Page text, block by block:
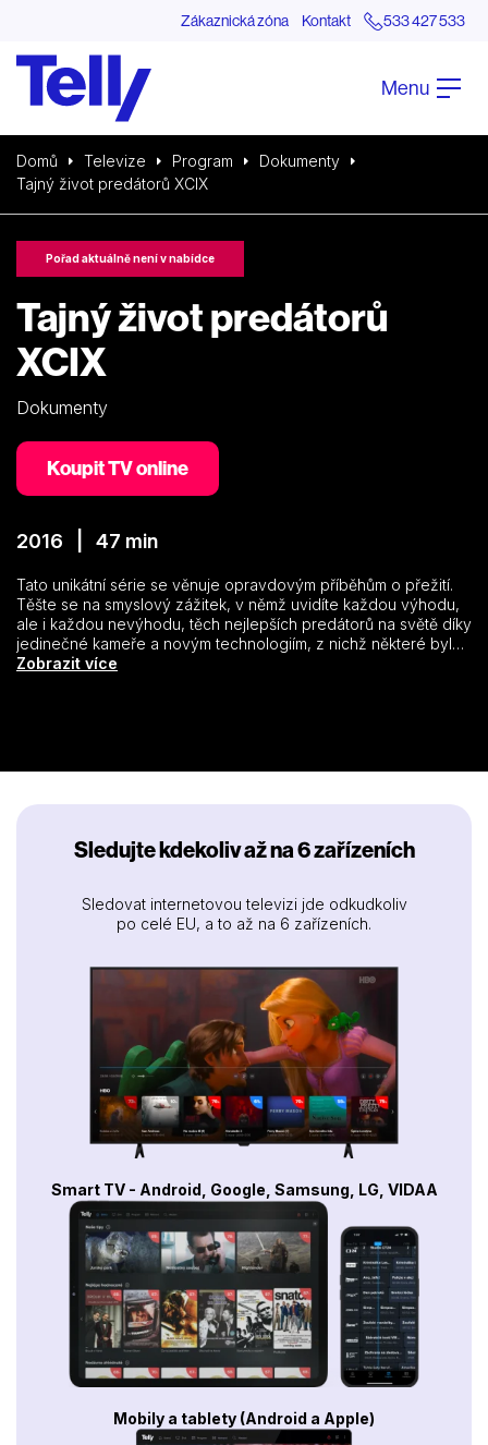
Zákaznická zóna Kontakt 533 427 533
Menu
Domů Televize Program
Dokumenty
Tajný život predátorů XCIX
Pořad aktuálně není v nabídce
Tajný život predátorů
XCIX
Dokumenty
Koupit TV online
2016 | 47 min
Tato unikátní série se věnuje opravdovým příběhům o přežití.
Těšte se na smyslový zážitek, v němž uvidíte každou výhodu,
ale i každou nevýhodu, těch nejlepších predátorů na světě díky
jedinečné kameře a novým technologiím, z nichž některé byly
vyvinuty speciálně pro tento průkopnický televizní pořad.
Zobrazit více
Sledujte kdekoliv až na 6 zařízeních
Sledovat internetovou televizi jde odkudkoliv
po celé EU, a to až na 6 zařízeních.
Smart TV - Android, Google, Samsung, LG, VIDAA
Mobily a tablety (Android a Apple)